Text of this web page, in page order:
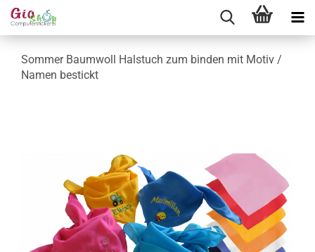
Sommer Baumwoll Halstuch zum binden mit Motiv /
Namen bestickt